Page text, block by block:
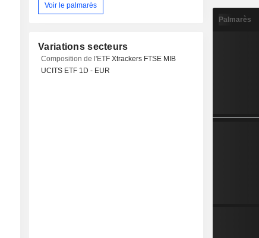
Voir le palmarès
Variations secteurs
Composition de l'ETFXtrackers FTSE MIB
UCITS ETF 1D - EUR
Palmarès